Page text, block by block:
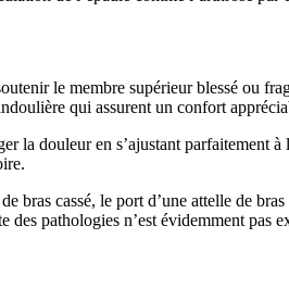
le membre supérieur blessé ou
qui assurent un confort
la douleur en s’ajustant parfaitement
bras cassé, le port d’une attelle de
des pathologies n’est évidemment pas